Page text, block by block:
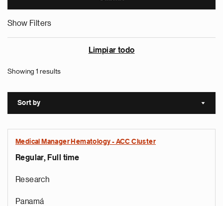
Show Filters
Limpiar todo
Showing 1 results
Sort by Sort
Medical Manager Hematology - ACC Cluster
Regular, Full time
Research
Panamá